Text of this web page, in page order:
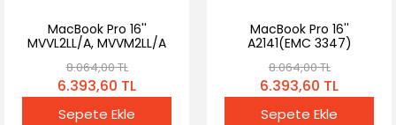
MacBook Pro 16''
MVVL2LL/A, MVVM2LL/A
8.064,00 TL
6.393,60 TL
Sepete Ekle
MacBook Pro 16''
A2141(EMC 3347)
8.064,00 TL
6.393,60 TL
Sepete Ekle